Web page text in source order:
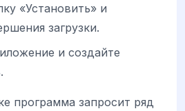
«Установить» и
загрузки.
и создайте
программа запросит ряд